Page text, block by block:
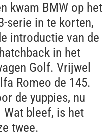
kwam BMW op het
serie in te korten,
introductie van de
in het
Golf. Vrijwel
Romeo de 145.
de yuppies, nu
bleef, is het
twee.